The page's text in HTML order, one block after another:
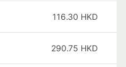
116.30 HKD
290.75 HKD